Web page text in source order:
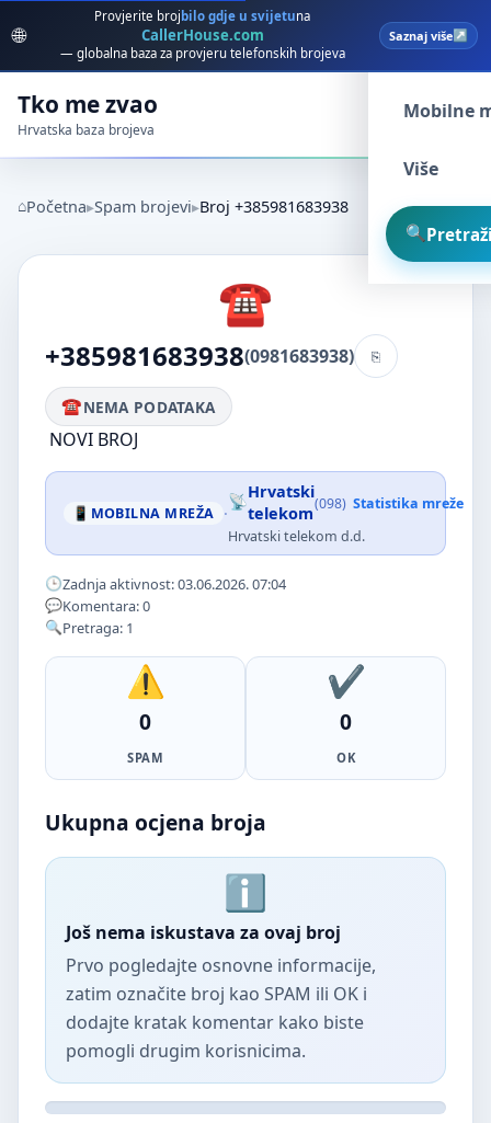
🌐
Provjerite broj bilo gdje u svijetuna
CallerHouse.com
— globalna baza za provjeru telefonskih brojeva
Saznaj više
Tko me zvao
Hrvatska baza brojeva
Spam
Mobilne
Više
Početna Spam brojevi Broj +385981683938
+385981683938(0981683938)
NEMA PODATAKA
NOVI BROJ
MOBILNA MREŽA ·
Hrvatski
telekom(098) Statistika mreže
Hrvatski telekom d.d.
Zadnja aktivnost: 03.06.2026. 07:04
Komentara: 0
Pretraga: 1
0
SPAM
0
OK
Ukupna ocjena broja
Još nema iskustava za ovaj broj
Prvo pogledajte osnovne informacije,
zatim označite broj kao SPAM ili OK i
dodajte kratak komentar kako biste
pomogli drugim korisnicima.